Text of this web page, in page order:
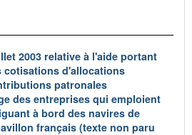
2003 relative à l'aide portant
cotisations d'allocations
patronales
des entreprises qui emploient
à bord des navires de
français (texte non paru